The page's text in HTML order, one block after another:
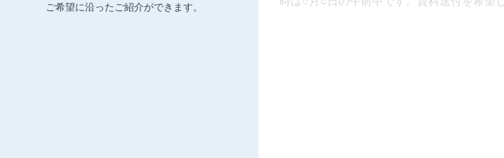
ご希望に沿ったご紹介ができます。